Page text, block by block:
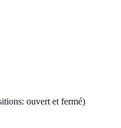
ouvert et fermé)